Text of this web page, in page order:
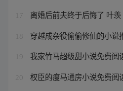
17 离婚后前夫终于后悔了 叶羡
18 穿越成杂役偷偷修仙的小说
19 我家竹马超级甜小说免费阅
20 权臣的瘦马通房小说免费阅